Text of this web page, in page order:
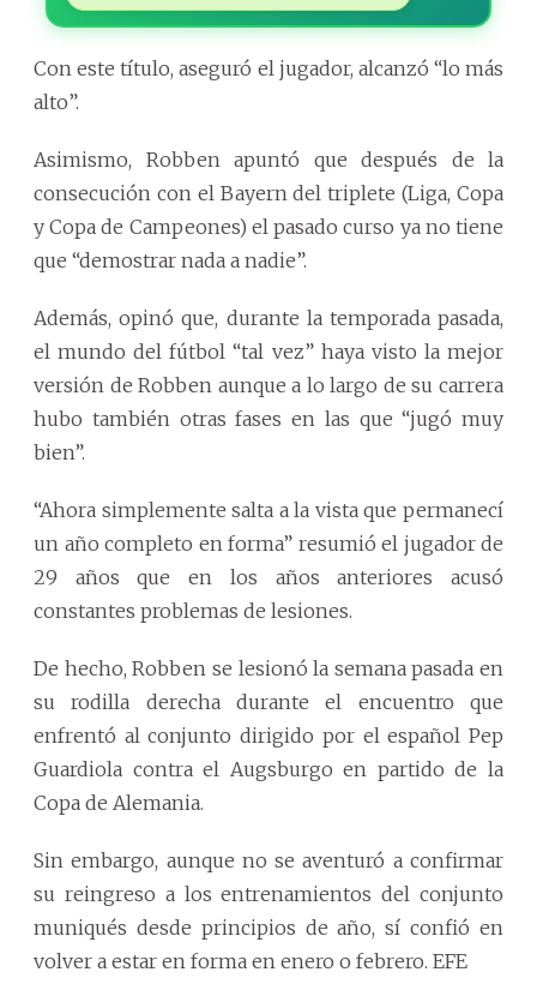
Con este título, aseguró el jugador, alcanzó “lo más
alto”.
Asimismo, Robben apuntó que después de la
consecución con el Bayern del triplete (Liga, Copa
y Copa de Campeones) el pasado curso ya no tiene
que “demostrar nada a nadie”.
Además, opinó que, durante la temporada pasada,
el mundo del fútbol “tal vez” haya visto la mejor
versión de Robben aunque a lo largo de su carrera
hubo también otras fases en las que “jugó muy
bien”.
“Ahora simplemente salta a la vista que permanecí
un año completo en forma” resumió el jugador de
29 años que en los años anteriores acusó
constantes problemas de lesiones.
De hecho, Robben se lesionó la semana pasada en
su rodilla derecha durante el encuentro que
enfrentó al conjunto dirigido por el español Pep
Guardiola contra el Augsburgo en partido de la
Copa de Alemania.
Sin embargo, aunque no se aventuró a confirmar
su reingreso a los entrenamientos del conjunto
muniqués desde principios de año, sí confió en
volver a estar en forma en enero o febrero. EFE